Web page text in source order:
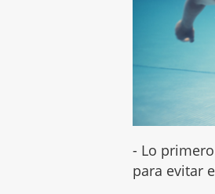
- Lo
para evitar